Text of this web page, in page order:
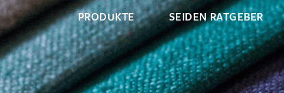
PRODUKTE SEIDEN RATGEBER